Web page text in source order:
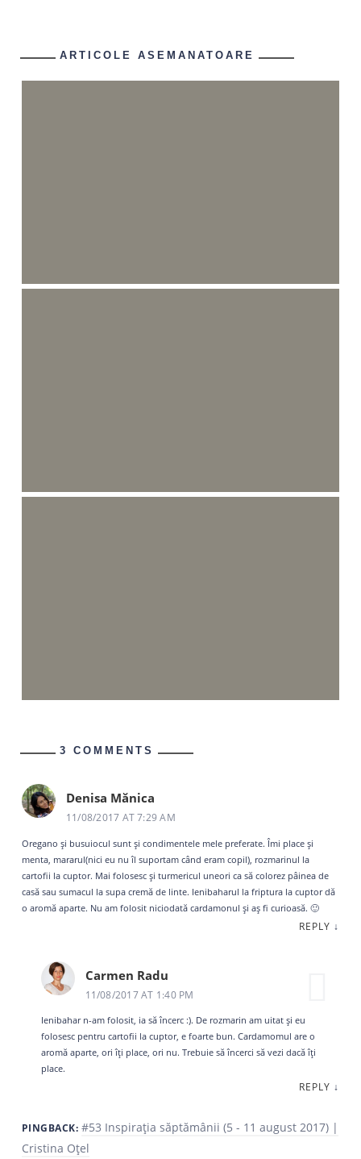
ARTICOLE ASEMANATOARE
3 COMMENTS
Denisa Mănica
11/08/2017 AT 7:29 AM
Oregano și busuiocul sunt și condimentele mele preferate. Îmi place și
menta, mararul(nici eu nu îl suportam când eram copil), rozmarinul la
cartofii la cuptor. Mai folosesc și turmericul uneori ca să colorez pâinea de
casă sau sumacul la supa cremă de linte. Ienibaharul la friptura la cuptor dă
o aromă aparte. Nu am folosit niciodată cardamonul și aș fi curioasă. 🙂
REPLY ↓
Carmen Radu
11/08/2017 AT 1:40 PM
Ienibahar n-am folosit, ia să încerc :). De rozmarin am uitat și eu
folosesc pentru cartofii la cuptor, e foarte bun. Cardamomul are o
aromă aparte, ori îți place, ori nu. Trebuie să încerci să vezi dacă îți
place.
REPLY ↓
PINGBACK: #53 Inspirația săptămânii (5 - 11 august 2017) |
Cristina Oțel